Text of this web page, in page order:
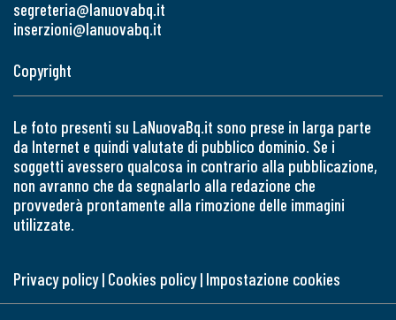
segreteria@lanuovabq.it
inserzioni@lanuovabq.it
Copyright
Le foto presenti su LaNuovaBq.it sono prese in larga parte
da Internet e quindi valutate di pubblico dominio. Se i
soggetti avessero qualcosa in contrario alla pubblicazione,
non avranno che da segnalarlo alla redazione che
provvederà prontamente alla rimozione delle immagini
utilizzate.
Privacy policy| Cookies policy| Impostazione cookies